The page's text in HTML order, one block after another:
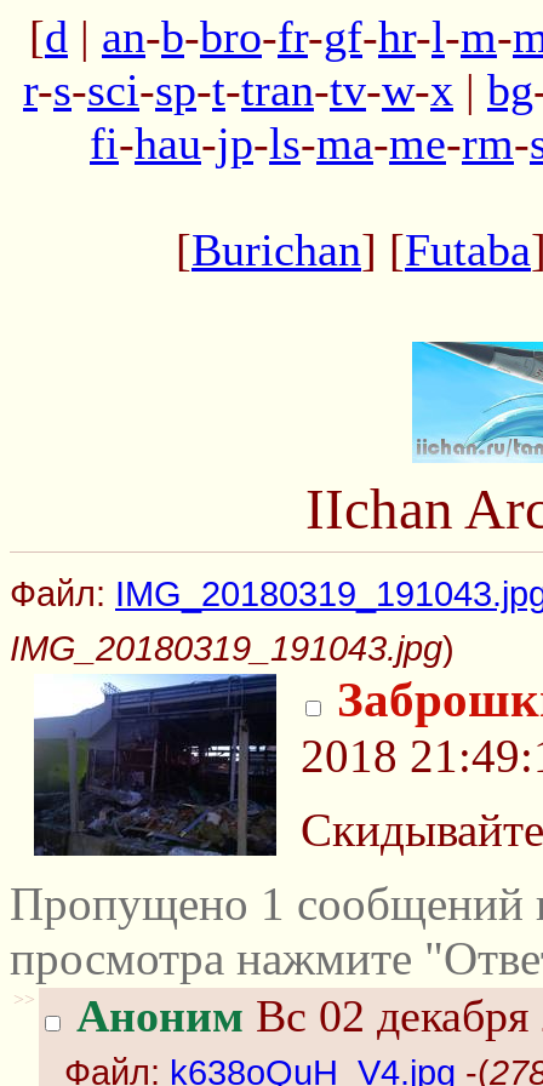
[d | an-b-bro-fr-gf-hr-l-m-
r-s-sci-sp-t-tran-tv-w-x | bg
fi-hau-jp-ls-ma-me-rm-
[Burichan] [Futaba
IIchan
Файл:
IMG_20180319_191043.jpg)
2018
Пропущено 1 сообщений
просмотра нажмите
>> Аноним Вс 02
Файл: k638oQuH_V4.jpg -(